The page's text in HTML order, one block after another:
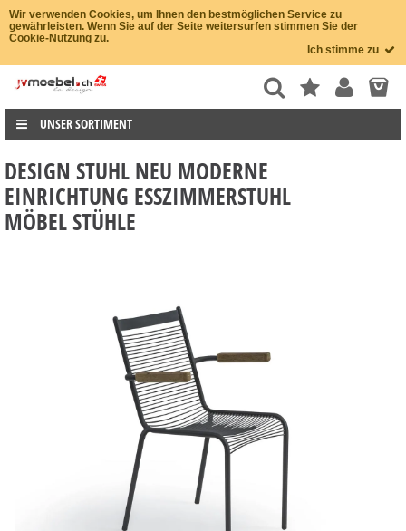
Wir verwenden Cookies, um Ihnen den bestmöglichen Service zu
gewährleisten. Wenn Sie auf der Seite weitersurfen stimmen Sie der
Cookie-Nutzung zu.
Ich stimme zu
UNSER SORTIMENT
DESIGN STUHL NEU MODERNE
EINRICHTUNG ESSZIMMERSTUHL
MÖBEL STÜHLE